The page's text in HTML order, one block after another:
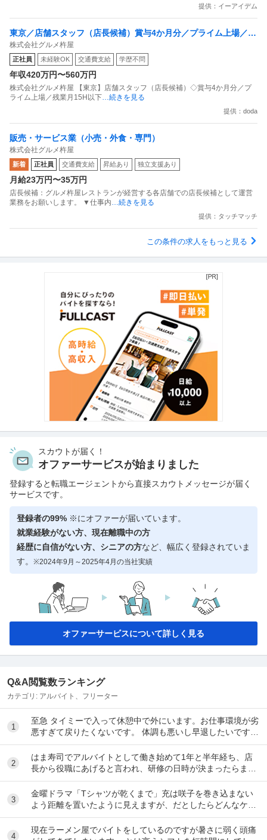
提供：イーアイデム
東京／店舗スタッフ（店長候補）賞与4か月分／プライム上場／残
業月15H以下／新店オープン多数
株式会社グルメ杵屋
正社員 未経験OK 交通費支給 学歴不問
年収420万円〜560万円
株式会社グルメ杵屋 【東京】店舗スタッフ（店長候補）◇賞与4か月分／プ
ライム上場／残業月15H以下 …続きを見る
提供：doda
販売・サービス業（小売・外食・専門）
株式会社グルメ杵屋
新着 正社員 交通費支給 昇給あり 独立支援あり
月給23万円〜35万円
店長候補：グルメ杵屋レストランが経営する各店舗での店長候補として運営
業務をお願いします。 ▼仕事内 …続きを見る
提供：タッチマッチ
この条件の求人をもっと見る
スカウトが届く！
オファーサービスが始まりました
登録すると転職エージェントから直接スカウトメッセージが届く
サービスです。
登録者の99% ※にオファーが届いています。
就業経験がない方、現在離職中の方
経歴に自信がない方、シニアの方など、幅広く登録されていま
す。 ※2024年9月～2025年4月の当社実績
オファーサービスについて詳しく見る
Q&A閲覧数ランキング
カテゴリ: アルバイト、フリーター
1
至急 タイミーで入って休憩中で外にいます。お仕事環境が劣
悪すぎて戻りたくないです。 体調も悪いし早退したいです。
電話したのですが通話中で一生繋がらなくて...
2
はま寿司でアルバイトとして働き始めて1年と半年経ち、店
長から役職にあげると言われ、研修の日時が決まったらまた
伝えると言われて1ヶ月が経ちました。 自分は心...
3
金曜ドラマ「Tシャツが乾くまで」充は咲子を巻き込まない
よう距離を置いたように見えますが、だとしたらどんなケー
スが考えられますか？ ①大恩人を一人で養わな...
4
現在ラーメン屋でバイトをしているのですが暑さに弱く頭痛